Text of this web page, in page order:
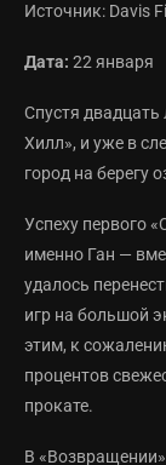
Источник: Davis
Дата: 22 января
Спустя двадцать
Хилл», и уже в
город на берегу
Успеху первого
именно Ган —
удалось
игр на большой
этим, к
процентов
прокате.
В